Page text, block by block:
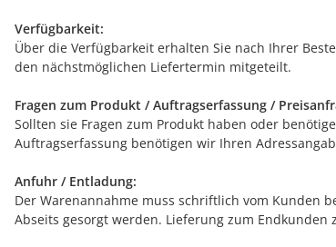
Verfügbarkeit:
Über die Verfügbarkeit erhalten Sie nach Ihrer
den nächstmöglichen Liefertermin mitgeteilt.
Fragen zum Produkt / Auftragserfassung /
Sollten sie Fragen zum Produkt haben oder
Auftragserfassung benötigen wir Ihren
Anfuhr / Entladung:
Der Warenannahme muss schriftlich vom Kunden
Abseits gesorgt werden. Lieferung zum